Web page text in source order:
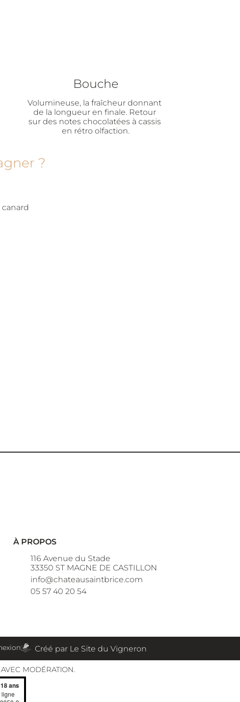
Bouche
Volumineuse, la fraîcheur donnant
de la longueur en finale. Retour
sur des notes chocolatées à cassis
en rétro olfaction.
?
canard
À PROPOS
116 Avenue du Stade
33350 ST MAGNE DE CASTILLON
info@chateausaintbrice.com
05 57 40 20 54
Créé par Le Site du Vigneron
MODÉRATION.
ans
ligne